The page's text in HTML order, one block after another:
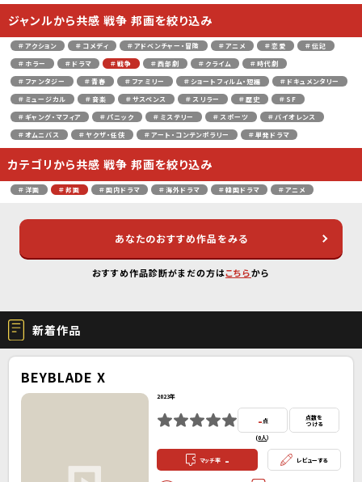
ジャンルから共感 戦争 邦画を絞り込み
＃アクション ＃コメディ ＃アドベンチャー・冒険 ＃アニメ ＃恋愛
＃伝記
＃ホラー
＃ドラマ ＃戦争 ＃西部劇 ＃クライム
＃時代劇
＃ファンタジー
＃青春 ＃ファミリー ＃ショートフィルム・短編
＃ドキュメンタリー
＃ミュージカル
＃音楽 ＃サスペンス ＃スリラー ＃歴史
＃SF
＃ギャング・マフィア
＃パニック ＃ミステリー ＃スポーツ
＃バイオレンス
＃オムニバス
＃ヤクザ・任侠 ＃アート・コンテンポラリー ＃単発ドラマ
カテゴリから共感 戦争 邦画を絞り込み
＃洋画 ＃邦画 ＃国内ドラマ ＃海外ドラマ ＃韓国ドラマ ＃アニメ
あなたのおすすめ作品をみる
おすすめ作品診断がまだの方はこちらから
新着作品
BEYBLADE X
2023年
- 点
(0人）
点数を
つける
マッチ率 - レビューする